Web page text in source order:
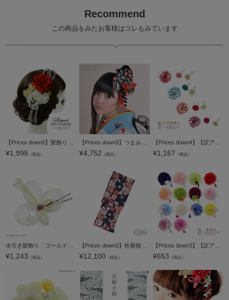
Recommend
この商品をみたお客様はコレもみています
¥1,995 （税込） ¥4,752 （税込） ¥1,167 （税込）
¥1,243 （税込） ¥12,100 （税込） ¥653 （税込）